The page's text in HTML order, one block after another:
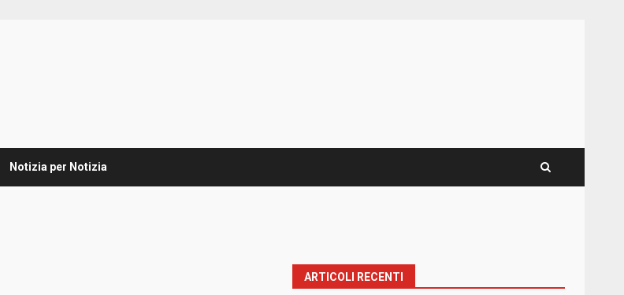
Notizia per Notizia
ARTICOLI RECENTI